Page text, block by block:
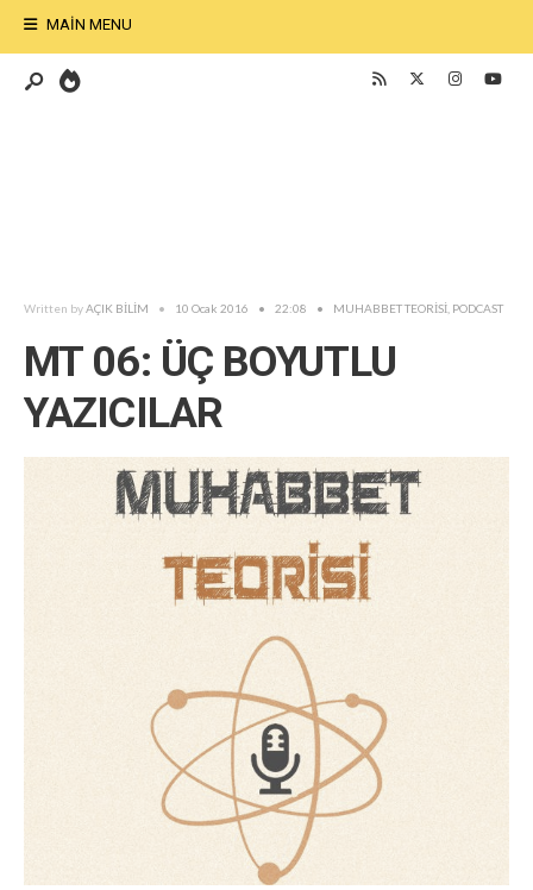
MAIN MENU
Written byAÇIK BİLİM • 10 Ocak 2016 • 22:08 • MUHABBET TEORİSİ PODCAST
MT 06: ÜÇ BOYUTLU
YAZICILAR